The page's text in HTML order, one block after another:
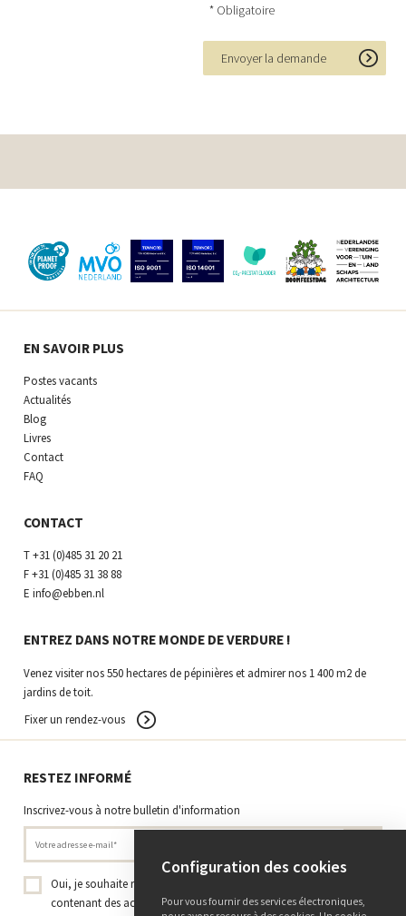
* Obligatoire
EN SAVOIR PLUS
Postes vacants
Actualités
Blog
Livres
Contact
FAQ
CONTACT
T+31 (0)485 31 20 21
F+31 (0)485 31 38 88
E info@ebben.nl
ENTREZ DANS NOTRE MONDE DE VERDURE !
Venez visiter nos 550 hectares de pépinières et admirer nos 1 400 m2 de
jardins de toit.
Fixer un rendez-vous
RESTEZ INFORMÉ
Inscrivez-vous à notre bulletin d'information
Oui, je souhaite recevoir la newsletter de la Pépinière Ebben
contenant des actualités, des projets et des connaissances sur les
Configuration des cookies
Pour vous fournir des services électroniques,